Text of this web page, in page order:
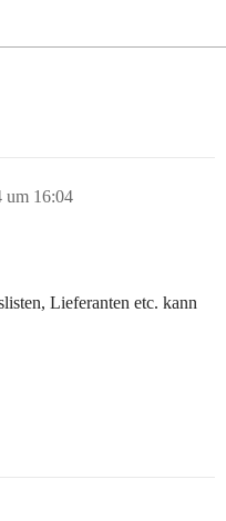
um 16:04
Lieferanten etc. kann